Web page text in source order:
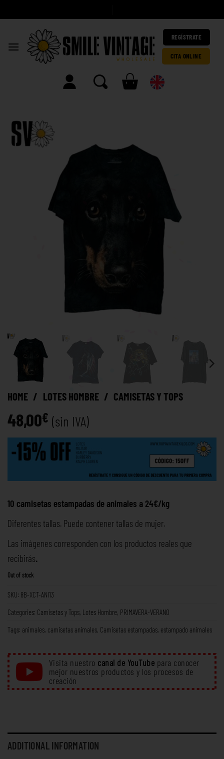
REGÍSTRATE
CITA ONLINE
HOME / LOTES HOMBRE / CAMISETAS Y TOPS
48,00€ (sin IVA)
10 camisetas estampadas de animales a 24€/kg
Diferentes tallas. Puede contener tallas de mujer.
Las imágenes corresponden con los productos reales que
recibirás.
Out of stock
SKU: 8B-XCT-ANI13
Categories: Camisetas y Tops Lotes Hombre PRIMAVERA-VERANO
Tags: animales camisetas animales Camisetas estampadas estampado animales
Visita nuestro canal de YouTube para conocer
mejor nuestros productos y los procesos de
creación
ADDITIONAL INFORMATION